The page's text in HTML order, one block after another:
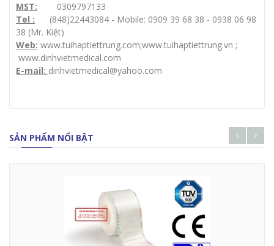
MST: 0309797133
Tel : (848)22443084 - Mobile: 0909 39 68 38 - 0938 06 98
38 (Mr. Kiệt)
Web: www.tuihaptiettrung.com;www.tuihaptiettrung.vn ;
www.dinhvietmedical.com
E-mail: dinhvietmedical@yahoo.com
SẢN PHẨM NỔI BẬT